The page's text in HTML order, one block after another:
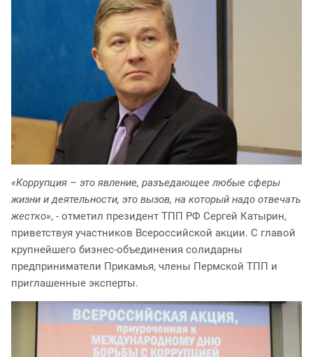
«Коррупция – это явление, разъедающее любые сферы
жизни и деятельности, это вызов, на который надо отвечать
жестко», - отметил президент ТПП РФ Сергей Катырин,
приветствуя участников Всероссийской акции. С главой
крупнейшего бизнес-объединения солидарны
предприниматели Прикамья, члены Пермской ТПП и
приглашенные эксперты.